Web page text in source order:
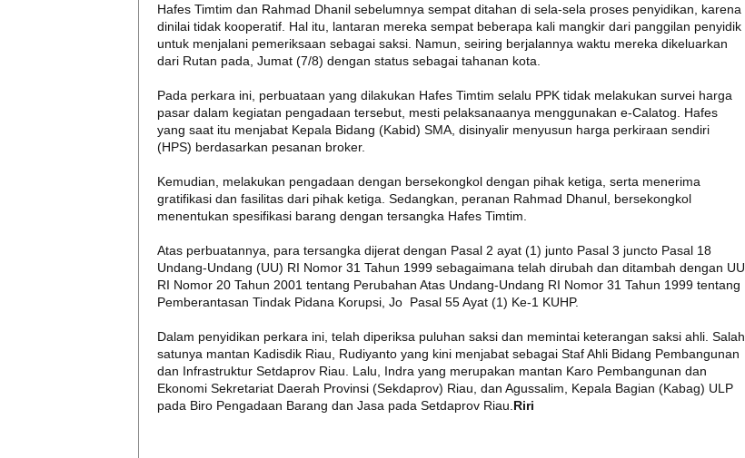
Hafes Timtim dan Rahmad Dhanil sebelumnya sempat ditahan di sela-sela proses penyidikan, karena
dinilai tidak kooperatif. Hal itu, lantaran mereka sempat beberapa kali mangkir dari panggilan penyidik
untuk menjalani pemeriksaan sebagai saksi. Namun, seiring berjalannya waktu mereka dikeluarkan
dari Rutan pada, Jumat (7/8) dengan status sebagai tahanan kota.
Pada perkara ini, perbuataan yang dilakukan Hafes Timtim selalu PPK tidak melakukan survei harga
pasar dalam kegiatan pengadaan tersebut, mesti pelaksanaanya menggunakan e-Calatog. Hafes
yang saat itu menjabat Kepala Bidang (Kabid) SMA, disinyalir menyusun harga perkiraan sendiri
(HPS) berdasarkan pesanan broker.
Kemudian, melakukan pengadaan dengan bersekongkol dengan pihak ketiga, serta menerima
gratifikasi dan fasilitas dari pihak ketiga. Sedangkan, peranan Rahmad Dhanul, bersekongkol
menentukan spesifikasi barang dengan tersangka Hafes Timtim.
Atas perbuatannya, para tersangka dijerat dengan Pasal 2 ayat (1) junto Pasal 3 juncto Pasal 18
Undang-Undang (UU) RI Nomor 31 Tahun 1999 sebagaimana telah dirubah dan ditambah dengan UU
RI Nomor 20 Tahun 2001 tentang Perubahan Atas Undang-Undang RI Nomor 31 Tahun 1999 tentang
Pemberantasan Tindak Pidana Korupsi, Jo Pasal 55 Ayat (1) Ke-1 KUHP.
Dalam penyidikan perkara ini, telah diperiksa puluhan saksi dan memintai keterangan saksi ahli. Salah
satunya mantan Kadisdik Riau, Rudiyanto yang kini menjabat sebagai Staf Ahli Bidang Pembangunan
dan Infrastruktur Setdaprov Riau. Lalu, Indra yang merupakan mantan Karo Pembangunan dan
Ekonomi Sekretariat Daerah Provinsi (Sekdaprov) Riau, dan Agussalim, Kepala Bagian (Kabag) ULP
pada Biro Pengadaan Barang dan Jasa pada Setdaprov Riau. Riri